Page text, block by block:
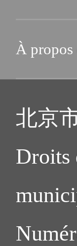
À propos
北京
Droits